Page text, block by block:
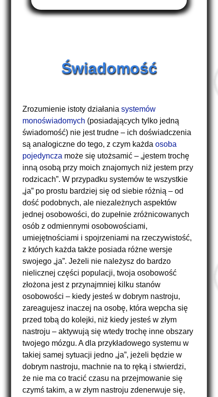
Świadomość
Zrozumienie istoty działania systemów
monoświadomych (posiadających tylko jedną
świadomość) nie jest trudne – ich doświadczenia
są analogiczne do tego, z czym każda osoba
pojedyncza może się utożsamić – „jestem trochę
inną osobą przy moich znajomych niż jestem przy
rodzicach”. W przypadku systemów te wszystkie
„ja” po prostu bardziej się od siebie różnią – od
dość podobnych, ale niezależnych aspektów
jednej osobowości, do zupełnie zróżnicowanych
osób z odmiennymi osobowościami,
umiejętnościami i spojrzeniami na rzeczywistość,
z których każda także posiada różne wersje
swojego „ja”. Jeżeli nie należysz do bardzo
nielicznej części populacji, twoja osobowość
złożona jest z przynajmniej kilku stanów
osobowości – kiedy jesteś w dobrym nastroju,
zareagujesz inaczej na osobę, która wepcha się
przed tobą do kolejki, niż kiedy jesteś w złym
nastroju – aktywują się wtedy trochę inne obszary
twojego mózgu. A dla przykładowego systemu w
takiej samej sytuacji jedno „ja”, jeżeli będzie w
dobrym nastroju, machnie na to ręką i stwierdzi,
że nie ma co tracić czasu na przejmowanie się
czymś takim, a w złym nastroju zdenerwuje się,